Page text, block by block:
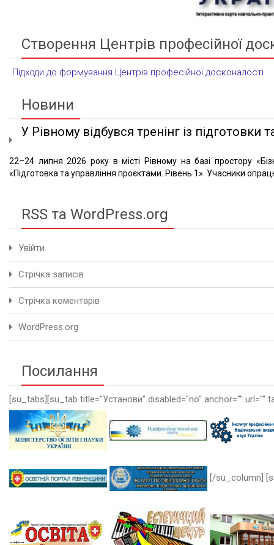
Створення Центрів професійної
Підходи до формування Центрів професійної досконалості
Новини
У Рівному відбувся тренінг із підготовки
22–24 липня 2026 року в місті Рівному на базі простору
«Підготовка та управління проєктами. Рівень 1». Учасники
RSS та WordPress.org
Увійти
Стрічка записів
Стрічка коментарів
WordPress.org
Посилання
[su_tabs][su_tab title="Установи" disabled="no" anchor=""
[/su_column]